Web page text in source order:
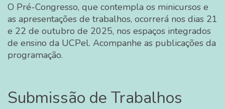
O Pré-Congresso, que contempla os minicursos e
as apresentações de trabalhos, ocorrerá nos dias 21
e 22 de outubro de 2025, nos espaços integrados
de ensino da UCPel. Acompanhe as publicações da
programação.
Submissão de Trabalhos